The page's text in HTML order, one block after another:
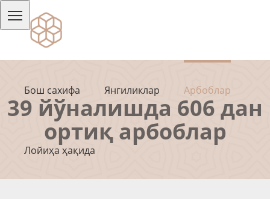
Бош сахифа Янгиликлар Арбоблар
Лойиҳа ҳақида
39 йўналишда 606 дан
ортиқ арбоблар